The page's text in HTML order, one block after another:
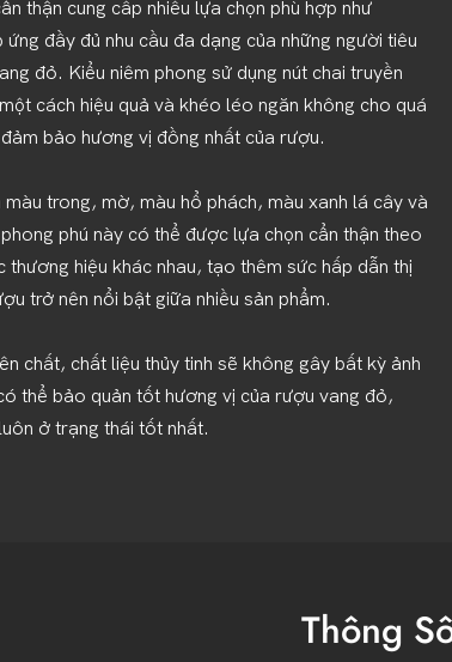
thận cung cấp nhiều lựa chọn phù hợp như
đầy đủ nhu cầu đa dạng của những người tiêu
đỏ. Kiểu niêm phong sử dụng nút chai truyền
cách hiệu quả và khéo léo ngăn không cho quá
bảo hương vị đồng nhất của rượu.
trong, mờ, màu hổ phách, màu xanh lá cây và
phú này có thể được lựa chọn cẩn thận theo
thương hiệu khác nhau, tạo thêm sức hấp dẫn thị
trở nên nổi bật giữa nhiều sản phẩm.
chất, chất liệu thủy tinh sẽ không gây bất kỳ ảnh
thể bảo quản tốt hương vị của rượu vang đỏ,
ở trạng thái tốt nhất.
Thông